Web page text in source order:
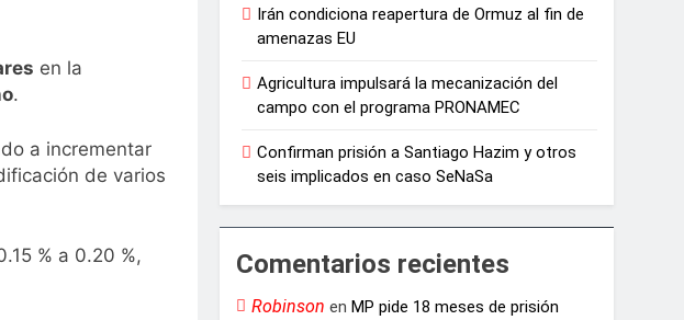
en la
.
a incrementar
de varios
% a 0.20 %,
Irán condiciona reapertura de Ormuz al fin de
amenazas EU
Agricultura impulsará la mecanización del
campo con el programa PRONAMEC
Confirman prisión a Santiago Hazim y otros
seis implicados en caso SeNaSa
Comentarios recientes
Robinson enMP pide 18 meses de prisión